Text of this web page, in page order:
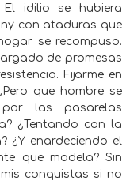
idilio se hubiera
con ataduras que
se recompuso.
de promesas
Fijarme en
que hombre se
las pasarelas
¿Tentando con la
¿Y enardeciendo el
que modela? Sin
conquistas si no